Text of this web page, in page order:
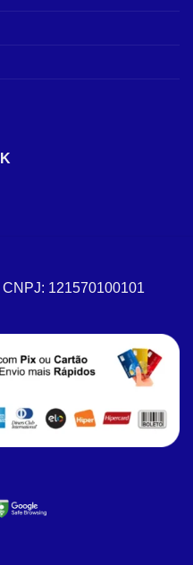
121570100101